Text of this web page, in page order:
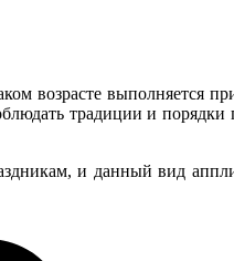
возрасте выполняется
традиции и
и данный вид